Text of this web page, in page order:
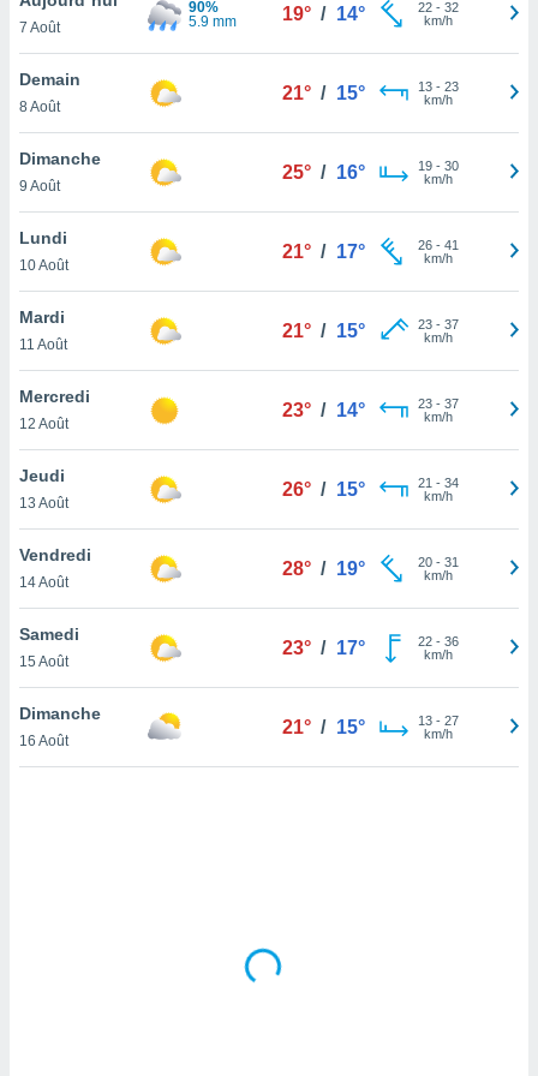
et
»,
au
vous
qu'ils
ou
le
ainsi
un
la
du
en
de
7 Août
90%
5.9 mm
19° / 14° 22- 32
km/h
Demain
8 Août
21° / 15° 13- 23
km/h
Dimanche
9 Août
25° / 16° 19- 30
km/h
Lundi
10 Août
21° / 17° 26- 41
km/h
Mardi
11 Août
21° / 15° 23- 37
km/h
Mercredi
12 Août
23° / 14° 23- 37
km/h
Jeudi
13 Août
26° / 15° 21 - 34
km/h
Vendredi
14 Août
28° / 19° 20- 31
km/h
Samedi
15 Août
23° / 17° 22- 36
km/h
Dimanche
16 Août
21° / 15° 13- 27
km/h